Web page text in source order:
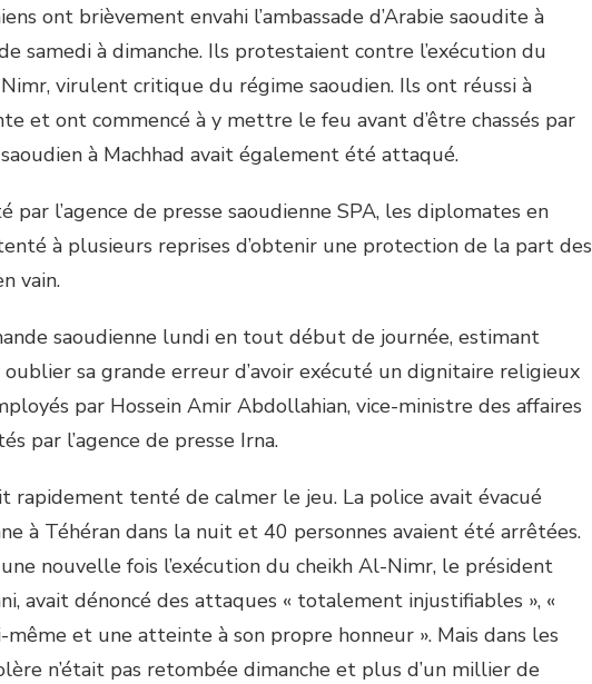
ont brièvement envahi l’ambassade d’Arabie saoudite à
samedi à dimanche. Ils protestaient contre l’exécution du
virulent critique du régime saoudien. Ils ont réussi à
et ont commencé à y mettre le feu avant d’être chassés par
à Machhad avait également été attaqué.
par l’agence de presse saoudienne SPA, les diplomates en
à plusieurs reprises d’obtenir une protection de la part des
vain.
saoudienne lundi en tout début de journée, estimant
oublier sa grande erreur d’avoir exécuté un dignitaire religieux
par Hossein Amir Abdollahian, vice-ministre des affaires
par l’agence de presse Irna.
rapidement tenté de calmer le jeu. La police avait évacué
à Téhéran dans la nuit et 40 personnes avaient été arrêtées.
nouvelle fois l’exécution du cheikh Al-Nimr, le président
avait dénoncé des attaques « totalement injustifiables », «
même et une atteinte à son propre honneur ». Mais dans les
n’était pas retombée dimanche et plus d’un millier de